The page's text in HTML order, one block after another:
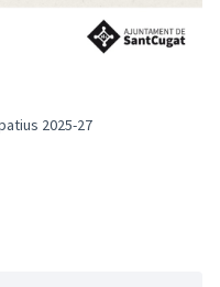
Participatius 2025-
2025-27